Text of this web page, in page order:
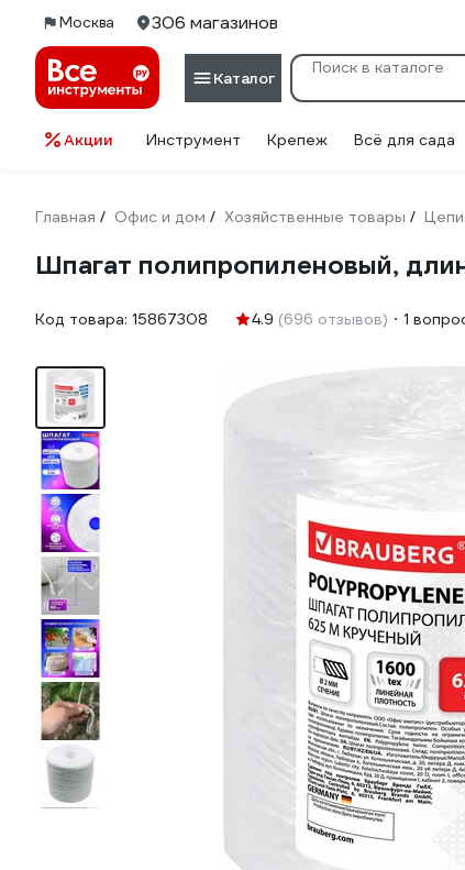
Москва 306 магазинов
Каталог
Акции Инструмент Крепеж Всё для сада
Главная / Офис и дом / Хозяйственные товары / Цепи
Шпагат полипропиленовый,
Код товара: 15867308 4.9 (696 отзывов) 1